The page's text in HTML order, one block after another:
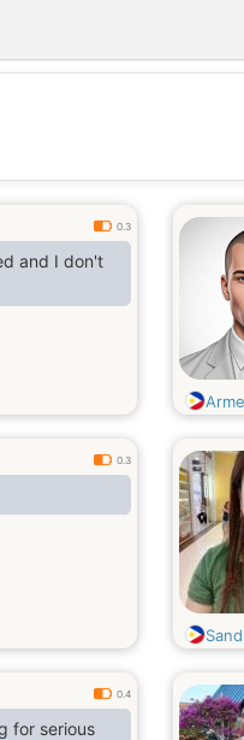
💕
0.3
and I don't
0.3
0.4
for serious